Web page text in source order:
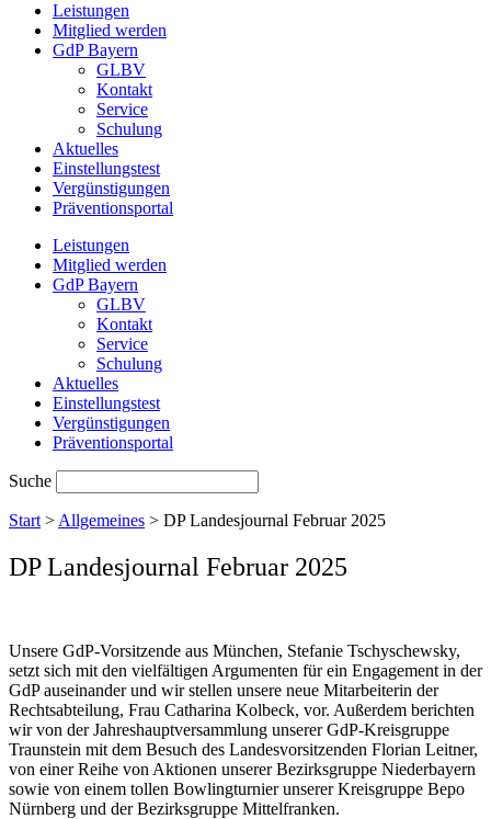
Leistungen
Mitglied werden
GdP Bayern
GLBV
Kontakt
Service
Schulung
Aktuelles
Einstellungstest
Vergünstigungen
Präventionsportal
Leistungen
Mitglied werden
GdP Bayern
GLBV
Kontakt
Service
Schulung
Aktuelles
Einstellungstest
Vergünstigungen
Präventionsportal
Suche
Start > Allgemeines > DP Landesjournal Februar 2025
DP Landesjournal Februar 2025
Unsere GdP-Vorsitzende aus München, Stefanie Tschyschewsky,
setzt sich mit den vielfältigen Argumenten für ein Engagement in der
GdP auseinander und wir stellen unsere neue Mitarbeiterin der
Rechtsabteilung, Frau Catharina Kolbeck, vor. Außerdem berichten
wir von der Jahreshauptversammlung unserer GdP-Kreisgruppe
Traunstein mit dem Besuch des Landesvorsitzenden Florian Leitner,
von einer Reihe von Aktionen unserer Bezirksgruppe Niederbayern
sowie von einem tollen Bowlingturnier unserer Kreisgruppe Bepo
Nürnberg und der Bezirksgruppe Mittelfranken.